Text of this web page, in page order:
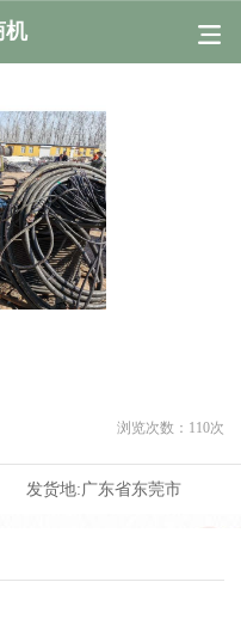
机
浏览次数： 110次
发货地:广东省东莞市